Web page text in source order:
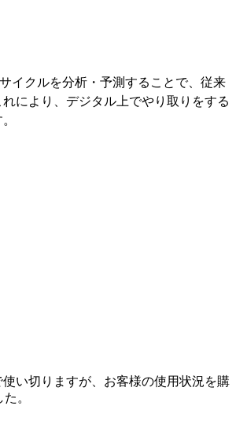
イクルを分析・予測することで、従来
により、デジタル上でやり取りをする
い切りますが、お客様の使用状況を購
。